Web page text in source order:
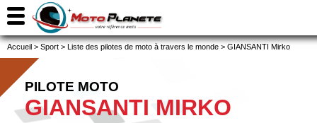
Accueil > Sport > Liste des pilotes de moto à travers le monde > GIANSANTI Mirko
PILOTE MOTO
GIANSANTI MIRKO